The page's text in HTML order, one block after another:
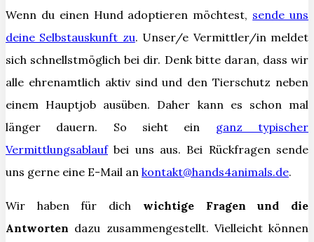
Wenn du einen Hund adoptieren möchtest, sende uns
deine Selbstauskunft zu. Unser/e Vermittler/in meldet
sich schnellstmöglich bei dir. Denk bitte daran, dass wir
alle ehrenamtlich aktiv sind und den Tierschutz neben
einem Hauptjob ausüben. Daher kann es schon mal
länger dauern. So sieht ein ganz typischer
Vermittlungsablaufbei uns aus. Bei Rückfragen sende
uns gerne eine E-Mail an kontakt@hands4animals.de.
Wir haben für dich wichtige Fragen und die
Antworten dazu zusammengestellt. Vielleicht können